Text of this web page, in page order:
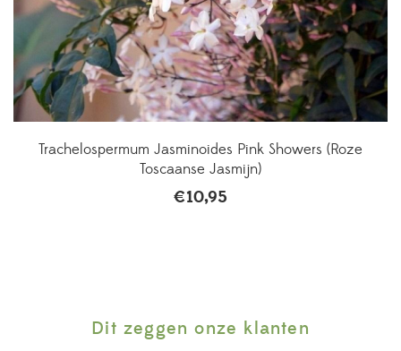
Trachelospermum Jasminoides Pink Showers (Roze
Toscaanse Jasmijn)
€10,95
Dit zeggen onze klanten